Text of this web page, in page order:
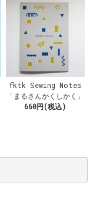
fktk Sewing Notes
「まるさんかくしかく」
660円(税込)